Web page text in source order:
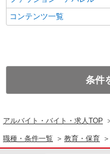
コンテンツ一覧
条件
アルバイト・バイト・求人TOP
職種・条件一覧 教育・保育